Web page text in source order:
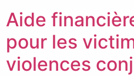
Aide
pour les
violences